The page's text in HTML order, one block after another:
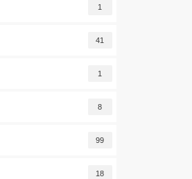
1
41
1
8
99
18